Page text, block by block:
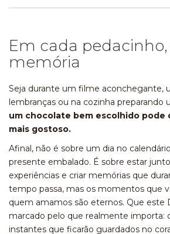
Em cada
memória
Seja durante um filme aconchegante,
lembranças ou na cozinha preparando
um chocolate bem escolhido pode
mais gostoso.
Afinal, não é sobre um dia no
presente embalado. É sobre estar
experiências e criar memórias que
tempo passa, mas os momentos que
quem amamos são eternos. Que este
marcado pelo que realmente importa:
instantes que ficarão guardados no